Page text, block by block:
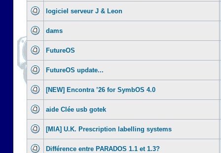
logiciel serveur J & Leon
dams
FutureOS
FutureOS update...
[NEW] Encontra ’26 for SymbOS 4.0
aide Clée usb gotek
[MIA] U.K. Prescription labelling systems
Différence entre PARADOS 1.1 et 1.3?